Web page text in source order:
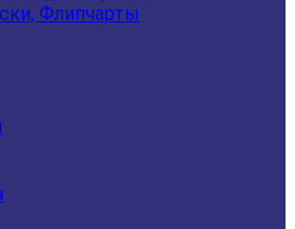
Флипчарты